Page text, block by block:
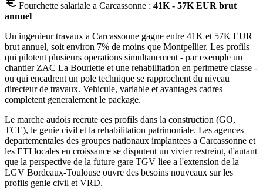
Fourchette salariale a Carcassonne : 41K - 57K EUR brut
annuel
Un ingenieur travaux a Carcassonne gagne entre 41K et 57K EUR
brut annuel, soit environ 7% de moins que Montpellier. Les profils
qui pilotent plusieurs operations simultanement - par exemple un
chantier ZAC La Bouriette et une rehabilitation en perimetre classe -
ou qui encadrent un pole technique se rapprochent du niveau
directeur de travaux. Vehicule, variable et avantages cadres
completent generalement le package.
Le marche audois recrute ces profils dans la construction (GO,
TCE), le genie civil et la rehabilitation patrimoniale. Les agences
departementales des groupes nationaux implantees a Carcassonne et
les ETI locales en croissance se disputent un vivier restreint, d'autant
que la perspective de la future gare TGV liee a l'extension de la
LGV Bordeaux-Toulouse ouvre des besoins nouveaux sur les
profils genie civil et VRD.